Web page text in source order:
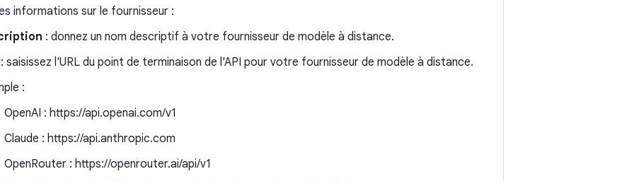
informations sur le fournisseur :
: donnez un nom descriptif à votre fournisseur de modèle à distance.
saisissez l'URL du point de terminaison de l'API pour votre fournisseur de modèle à distance.
:
OpenAI : https://api.openai.com/v1
Claude : https://api.anthropic.com
OpenRouter : https://openrouter.ai/api/v1